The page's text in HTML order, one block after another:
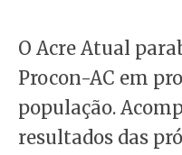
O Acre Atual
Procon-AC em
população.
resultados das